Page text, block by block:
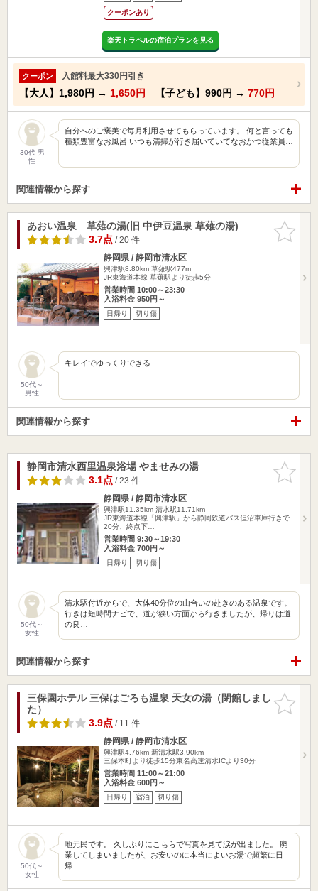
クーポンあり
楽天トラベルの宿泊プランを見る
クーポン 入館料最大330円引き
【大人】 1,980円 → 1,650円 【子ども】 990円 → 770円
30代 男
性
自分へのご褒美で毎月利用させてもらっています。 何と言っても
種類豊富なお風呂 いつも清掃が行き届いていてなおかつ従業員…
関連情報から探す
お気に入
りに追加
あおい温泉 草薙の湯(旧 中伊豆温泉 草薙の湯)
3.7点/ 20 件
静岡県 / 静岡市清水区
興津駅8.80km 草薙駅477m
JR東海道本線 草薙駅より徒歩5分
営業時間 10:00～23:30
入浴料金 950円～
日帰り 切り傷
50代～
男性
キレイでゆっくりできる
関連情報から探す
お気に入
りに追加
静岡市清水西里温泉浴場 やませみの湯
3.1点/ 23 件
静岡県 / 静岡市清水区
興津駅11.35km 清水駅11.71km
JR東海道本線「興津駅」から静岡鉄道バス但沼車庫行きで
20分、終点下…
営業時間 9:30～19:30
入浴料金 700円～
日帰り 切り傷
50代～
女性
清水駅付近からで、大体40分位の山合いの赴きのある温泉です。
行きは短時間ナビで、道が狭い方面から行きましたが、帰りは道
の良…
関連情報から探す
お気に入
りに追加
三保園ホテル 三保はごろも温泉 天女の湯（閉館しまし
た）
3.9点/ 11 件
静岡県 / 静岡市清水区
興津駅4.76km 新清水駅3.90km
三保本町より徒歩15分東名高速清水ICより30分
営業時間 11:00～21:00
入浴料金 600円～
日帰り 宿泊 切り傷
50代～
女性
地元民です。 久しぶりにこちらで写真を見て涙が出ました。 廃
業してしまいましたが、お安いのに本当によいお湯で頻繁に日
帰…